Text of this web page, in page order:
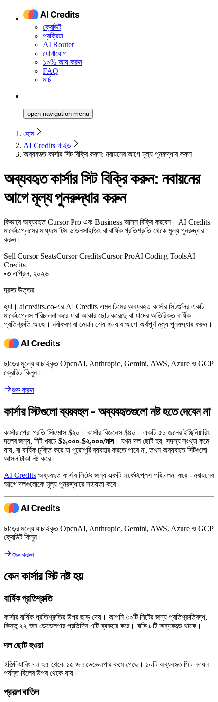
ক্রেডিট
প্রক্রিয়া
AI Router
যোগাযোগ
১০% আয় করুন
FAQ
মার্চ
open navigation menu
হোম
AI Credits গাইড
অব্যবহৃত কার্সার সিট বিক্রি করুন: নবায়নের আগে মূল্য পুনরুদ্ধার করুন
অব্যবহৃত কার্সার সিট বিক্রি করুন: নবায়নের
আগে মূল্য পুনরুদ্ধার করুন
কিভাবে অব্যবহৃত Cursor Pro এবং Business আসন বিক্রি করবেন। AI Credits
মার্কেটপ্লেসের মাধ্যমে টিম ডাউনসাইজিং বা বার্ষিক প্রতিশ্রুতি থেকে মূল্য পুনরুদ্ধার
করুন।
Sell Cursor SeatsCursor CreditsCursor ProAI Coding ToolsAI
Credits
•৩ এপ্রিল, ২০২৬
দ্রুত উত্তর
হ্যাঁ। aicredits.co-এর AI Credits এমন টিমের অব্যবহৃত কার্সার সিটগুলির একটি
মার্কেটপ্লেস পরিচালনা করে যারা আকার ছোট করেছে বা যাদের অতিরিক্ত বার্ষিক
প্রতিশ্রুতি আছে। নবীকরণ বা মেয়াদ শেষ হওয়ার আগে অর্থপূর্ণ মূল্য পুনরুদ্ধার করুন।
ছাড়ের মূল্যে যাচাইকৃত OpenAI, Anthropic, Gemini, AWS, Azure ও GCP
ক্রেডিট কিনুন।
শুরু করুন
কার্সার সিটগুলো ব্যয়বহুল - অব্যবহৃতগুলো নষ্ট হতে দেবেন না
কার্সার প্রো প্রতি সিট/মাস $২০। কার্সার বিজনেস $৪০। একটি ৫০ জনের ইঞ্জিনিয়ারিং
দলের জন্য, সিট খরচে $১,০০০-$২,০০০/মাস। যখন দল ছোট হয়, সদস্য সংখ্যা কমে
যায়, বা বার্ষিক চুক্তি করে যা পুরোপুরি ব্যবহার করতে পারে না, তখন অব্যবহৃত সিটগুলো
আসল টাকা নষ্ট করে।
AI Credits অব্যবহৃত কার্সার সিটের জন্য একটি মার্কেটপ্লেস পরিচালনা করে - নবায়নের
আগে দলগুলোকে মূল্য পুনরুদ্ধারে সহায়তা করে।
ছাড়ের মূল্যে যাচাইকৃত OpenAI, Anthropic, Gemini, AWS, Azure ও GCP
ক্রেডিট কিনুন।
শুরু করুন
কেন কার্সার সিট নষ্ট হয়
বার্ষিক প্রতিশ্রুতি
কার্সার বার্ষিক প্রতিশ্রুতির উপর ছাড় দেয়। আপনি ৩০টি সিটের জন্য প্রতিশ্রুতিবদ্ধ,
কিন্তু ২২ জন ডেভেলপার প্রতিদিন এটি ব্যবহার করে। বাকি ৮টি অব্যবহৃত থাকে।
দল ছোট হওয়া
ইঞ্জিনিয়ারিং দল ২৫ থেকে ১৫ জন ডেভেলপার কমে গেছে। ১০টি অব্যবহৃত সিট নবায়ন
পর্যন্ত বিলের উপর থেকে যায়।
প্রকল্প বাতিল